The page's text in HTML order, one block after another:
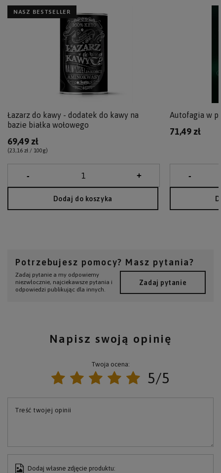
NASZ BESTSELLER
Łazarz do kawy - dodatek do kawy na
bazie białka wołowego
69,49 zł
(23,16 zł / 100g)
Dodaj do koszyka
Autofagia w
71,49 zł
Potrzebujesz pomocy? Masz pytania?
Zadaj pytanie a my odpowiemy
niezwłocznie, najciekawsze pytania i
odpowiedzi publikując dla innych.
Zadaj pytanie
Napisz swoją opinię
Twoja ocena:
5/5
Treść twojej opinii
Dodaj własne zdjęcie produktu: